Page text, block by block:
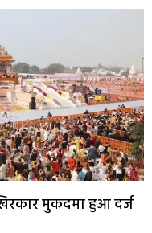
मुकदमा हुआ दर्ज